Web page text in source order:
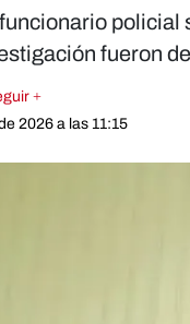
policial
fueron
+
2026 a las 11:15